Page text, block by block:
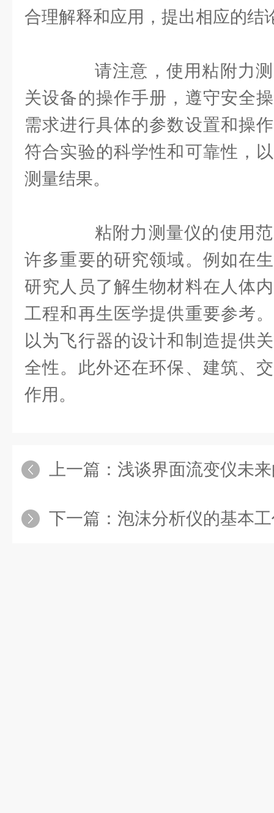
合理解释和应用，提出相应的结
请注意，使用粘附力测
关设备的操作手册，遵守安全
需求进行具体的参数设置和操
符合实验的科学性和可靠性，
测量结果。
粘附力测量仪的使用范
许多重要的研究领域。例如在
研究人员了解生物材料在人体
工程和再生医学提供重要参考
以为飞行器的设计和制造提供
全性。此外还在环保、建筑、
作用。
上一篇： 浅谈界面流变仪未
下一篇： 泡沫分析仪的基本